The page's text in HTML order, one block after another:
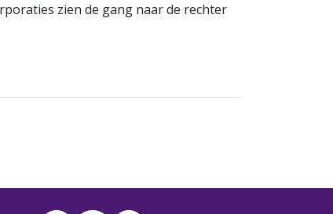
zien de gang naar de rechter